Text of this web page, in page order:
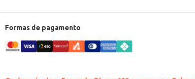
Formas de pagamento